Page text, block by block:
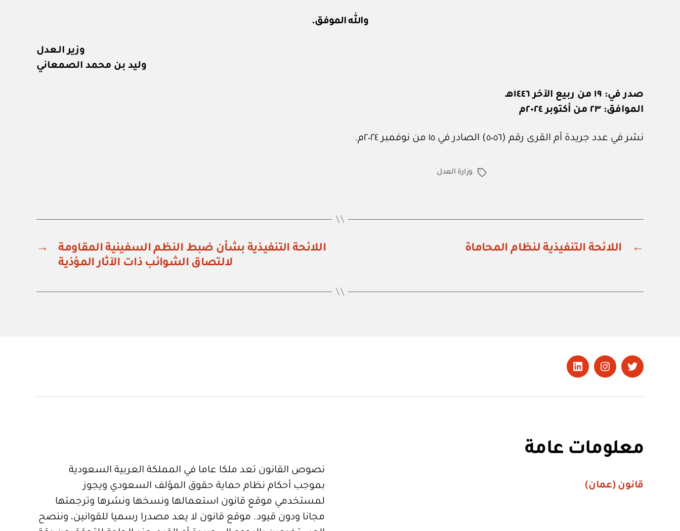
والله الموفق.
وزير الـعدل
وليد بن محمد الصمعاني
صدر في: ١٩ من ربيع الآخر ١٤٤٦هـ
الموافق: ٢٣ من أكتوبر ٢٠٢٤م
نشر في عدد جريدة أم القرى رقم (٥٠٥٦) الصادر في ١٥ من نوفمبر ٢٠٢٤م.
الوسوموزارة العدل
← اللائحة التنفيذية لنظام المحاماة →
اللائحة التنفيذية بشأن ضبط النظم السفينية المقاومة
لالتصاق الشوائب ذات الآثار المؤذية
تويتر Instagram
LinkedIn
معلومات عامة
قانون (عمان)
نصوص القانون تعد ملكا عاما في المملكة العربية السعودية
بموجب أحكام نظام حماية حقوق المؤلف السعودي ويجوز
لمستخدمي موقع قانون استعمالها ونسخها ونشرها وترجمتها
مجانا ودون قيود. موقع قانون لا يعد مصدرا رسميا للقوانين، وننصح